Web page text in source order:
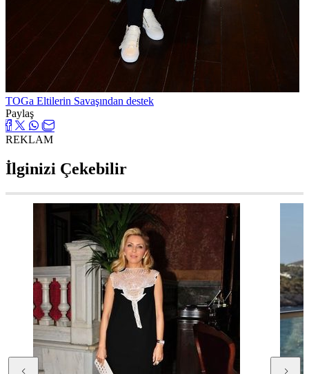
TOGa Eltilerin Savaşından destek
Paylaş
REKLAM
İlginizi Çekebilir